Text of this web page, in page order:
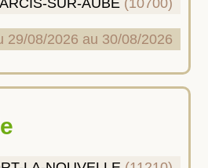
29/08/2026 au 30/08/2026